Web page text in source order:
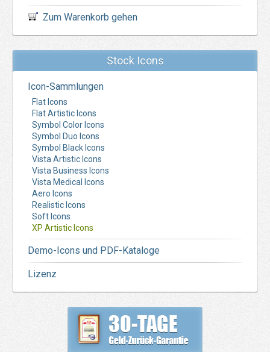
Zum Warenkorb gehen
Stock Icons
Icon-Sammlungen
Flat Icons
Flat Artistic Icons
Symbol Color Icons
Symbol Duo Icons
Symbol Black Icons
Vista Artistic Icons
Vista Business Icons
Vista Medical Icons
Aero Icons
Realistic Icons
Soft Icons
XP Artistic Icons
Demo-Icons und PDF-Kataloge
Lizenz